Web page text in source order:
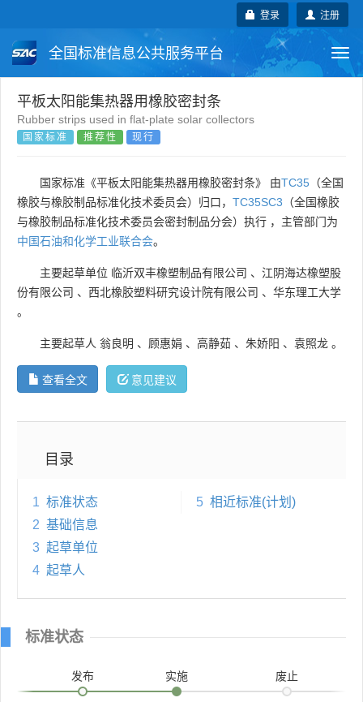
注册
登录
全国标准信息公共服务平台
国家标准 行业标准
团体标准
国外标准 技术委员会
平板太阳能集热器用橡胶密封条
Rubber strips used in flat-plate solar collectors
国家标准 推荐性 现行
国家标准《平板太阳能集热器用橡胶密封条》 由TC35 （全国
橡胶与橡胶制品标准化技术委员会）归口， TC35SC3 （全国橡胶
与橡胶制品标准化技术委员会密封制品分会）执行 ，主管部门为
中国石油和化学工业联合会。
主要起草单位 临沂双丰橡塑制品有限公司 、 江阴海达橡塑股
份有限公司 、 西北橡胶塑料研究设计院有限公司 、 华东理工大学
。
主要起草人 翁良明 、 顾惠娟 、 高静茹 、 朱娇阳 、 袁照龙 。
查看全文 意见建议
目录
1 标准状态
2 基础信息
3 起草单位
4 起草人
5 相近标准(计划)
标准状态
发布 实施 废止